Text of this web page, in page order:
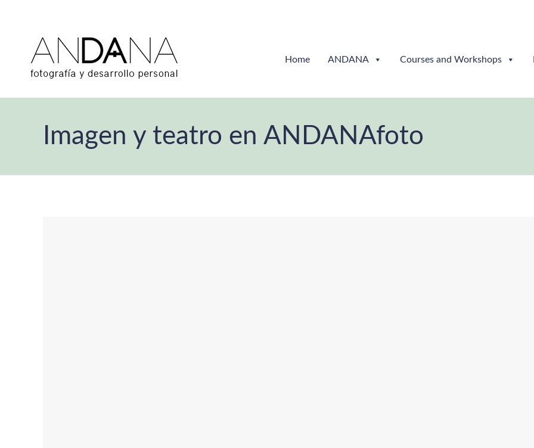
Home ANDANA Courses and Workshops
Imagen y teatro en ANDANAfoto